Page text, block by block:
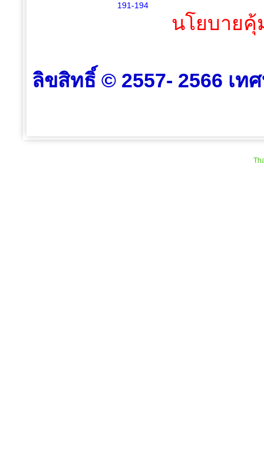
191-194
นโยบาย
ลิขสิทธิ์ © 2557- 2566 เท